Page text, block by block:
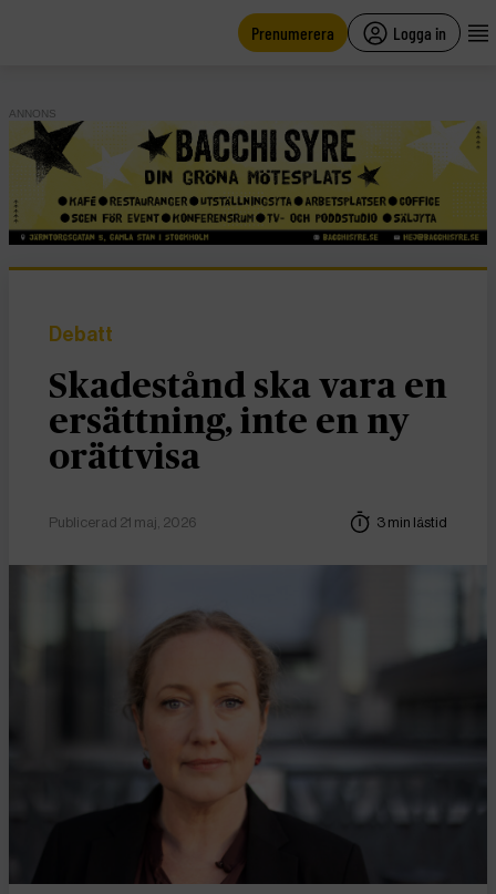
Prenumerera Logga in
ANNONS
Debatt
Skadestånd ska vara en
ersättning, inte en ny
orättvisa
Publicerad 21 maj, 2026 3 min lästid